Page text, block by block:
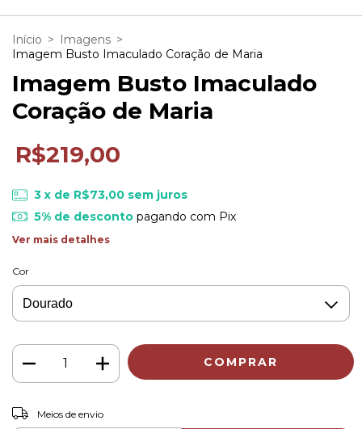
Início > Imagens >
Imagem Busto Imaculado Coração de Maria
Imagem Busto Imaculado
Coração de Maria
R$219,00
3 x de R$73,00 sem juros
5% de descontopagando com Pix
Ver mais detalhes
Cor
Entregas para o CEP:
Meios de envio